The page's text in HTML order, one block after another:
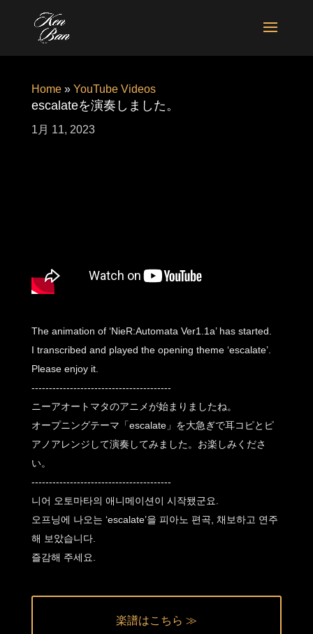
Home» YouTube Videos
escalateを演奏しました。
1月 11, 2023
The animation of ‘NieR:Automata Ver1.1a’ has started.
I transcribed and played the opening theme ‘escalate’.
Please enjoy it.
----------------------------------------
ニーアオートマタのアニメが始まりましたね。
オープニングテーマ「escalate」を大急ぎで耳コピとピ
アノアレンジして演奏してみました。お楽しみくださ
い。
----------------------------------------
니어 오토마타의 애니메이션이 시작됐군요.
오프닝에 나오는 ‘escalate’을 피아노 편곡, 채보하고 연주
해 보았습니다.
즐감해 주세요.
楽譜はこちら ≫